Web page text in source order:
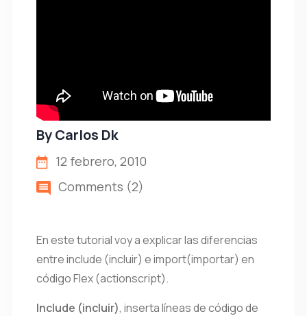
ByCarlos Dk
12 febrero, 2010
Comments (2)
En este tutorial voy a explicar las diferencias
entre include (incluir) e import(importar) en
código Flex (actionscript).
Include (incluir), inserta líneas de código de